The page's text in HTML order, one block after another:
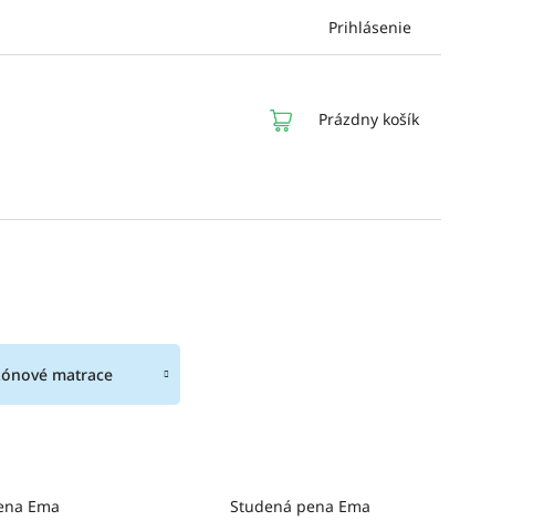
Prihlásenie
NÁKUPNÝ
Prázdny košík
matrace
Ema
Studená pena Ema